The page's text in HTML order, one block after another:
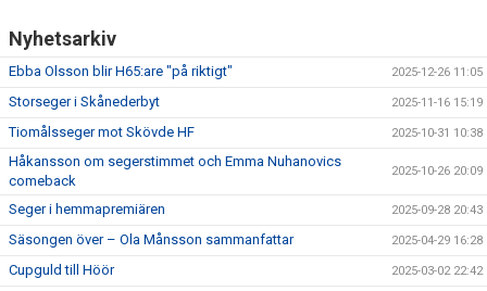
Nyhetsarkiv
Ebba Olsson blir H65:are "på riktigt" 2025-12-26 11:05
Storseger i Skånederbyt 2025-11-16 15:19
Tiomålsseger mot Skövde HF 2025-10-31 10:38
Håkansson om segerstimmet och Emma Nuhanovics
comeback
2025-10-26 20:09
Seger i hemmapremiären 2025-09-28 20:43
Säsongen över – Ola Månsson sammanfattar 2025-04-29 16:28
Cupguld till Höör 2025-03-02 22:42